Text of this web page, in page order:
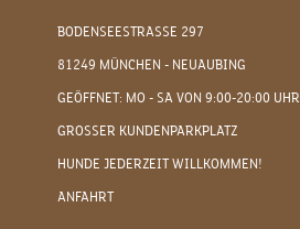
BODENSEESTRASSE 297
81249 MÜNCHEN - NEUAUBING
GEÖFFNET: MO - SA VON 9:00-20:00 UHR
GROSSER KUNDENPARKPLATZ
HUNDE JEDERZEIT WILLKOMMEN!
ANFAHRT